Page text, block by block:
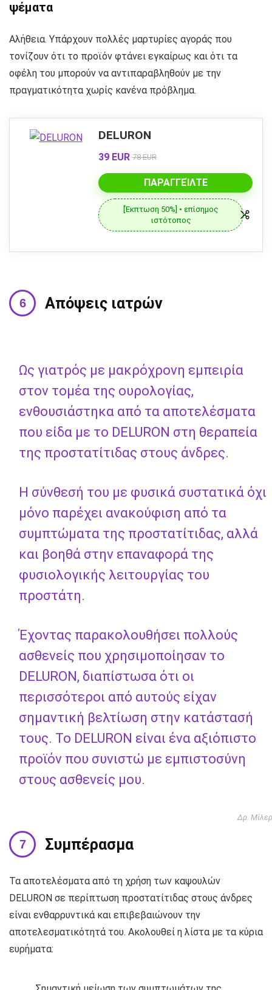
ψέματα
Αλήθεια. Υπάρχουν πολλές μαρτυρίες αγοράς που
τονίζουν ότι το προϊόν φτάνει εγκαίρως και ότι τα
οφέλη του μπορούν να αντιπαραβληθούν με την
πραγματικότητα χωρίς κανένα πρόβλημα.
DELURON
39 EUR 78 EUR
ΠΑΡΑΓΓΕΊΛΤΕ
[Έκπτωση 50%] • επίσημος
ιστότοπος
Απόψεις ιατρών
Ως γιατρός με μακρόχρονη εμπειρία
στον τομέα της ουρολογίας,
ενθουσιάστηκα από τα αποτελέσματα
που είδα με το DELURON στη θεραπεία
της προστατίτιδας στους άνδρες.
Η σύνθεσή του με φυσικά συστατικά όχι
μόνο παρέχει ανακούφιση από τα
συμπτώματα της προστατίτιδας, αλλά
και βοηθά στην επαναφορά της
φυσιολογικής λειτουργίας του
προστάτη.
Έχοντας παρακολουθήσει πολλούς
ασθενείς που χρησιμοποίησαν το
DELURON, διαπίστωσα ότι οι
περισσότεροι από αυτούς είχαν
σημαντική βελτίωση στην κατάστασή
τους. Το DELURON είναι ένα αξιόπιστο
προϊόν που συνιστώ με εμπιστοσύνη
στους ασθενείς μου.
Δρ. Μίλερ
Συμπέρασμα
Τα αποτελέσματα από τη χρήση των καψουλών
DELURON σε περίπτωση προστατίτιδας στους άνδρες
είναι ενθαρρυντικά και επιβεβαιώνουν την
αποτελεσματικότητά του. Ακολουθεί η λίστα με τα κύρια
ευρήματα: